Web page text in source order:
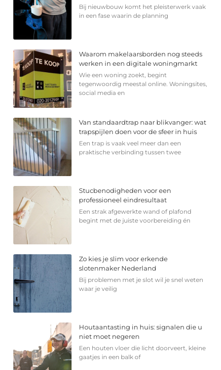
Bij nieuwbouw komt het pleisterwerk vaak
in een fase waarin de planning
Waarom makelaarsborden nog steeds
werken in een digitale woningmarkt
Wie een woning zoekt, begint
tegenwoordig meestal online. Woningsites,
social media en
Van standaardtrap naar blikvanger: wat
trapspijlen doen voor de sfeer in huis
Een trap is vaak veel meer dan een
praktische verbinding tussen twee
Stucbenodigheden voor een
professioneel eindresultaat
Een strak afgewerkte wand of plafond
begint met de juiste voorbereiding én
Zo kies je slim voor erkende
slotenmaker Nederland
Bij problemen met je slot wil je snel weten
waar je veilig
Houtaantasting in huis: signalen die u
niet moet negeren
Een houten vloer die licht doorveert, kleine
gaatjes in een balk of